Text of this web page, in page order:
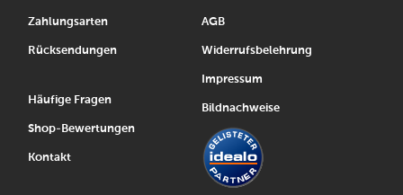
Zahlungsarten
Rücksendungen
Häufige Fragen
Shop-Bewertungen
Kontakt
AGB
Widerrufsbelehrung
Impressum
Bildnachweise